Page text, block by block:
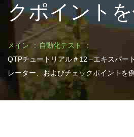
クポイント
メイン
自動化テスト
QTPチュートリアル＃12 –エキスパー
レーター、およびチェックポイントを